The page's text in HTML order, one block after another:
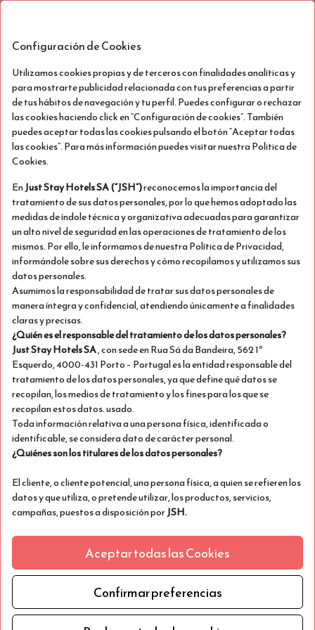
Dom, Ago 9 - Mar, Ago 11
!
Infelizmente, não temos disponibilidade no nosso
hotel para as datas selecionadas. Por favor, considere
STAY HOTEL ÉVORA CENTRO
Visitar Sitio Web
Reservar Ahora desde €105por 2 noches
Configuración de Cookies
Utilizamos cookies propias y de terceros con finalidades analíticas y
para mostrarte publicidad relacionada con tus preferencias a partir
de tus hábitos de navegación y tu perfil. Puedes configurar o rechazar
las cookies haciendo click en “Configuración de cookies”. También
puedes aceptar todas las cookies pulsando el botón “Aceptar todas
las cookies”. Para más información puedes visitar nuestra Politica de
Cookies.
EnJustStay Hotels SA (“JSH”)reconocemos la importancia del
tratamiento de sus datos personales, por lo que hemos adoptado las
medidas de índole técnica y organizativa adecuadas para garantizar
un alto nivel de seguridad en las operaciones de tratamiento de los
mismos. Por ello, le informamos de nuestra Política de Privacidad,
informándole sobre sus derechos y cómo recopilamos y utilizamos sus
datos personales.
Asumimos la responsabilidad de tratar sus datos personales de
manera íntegra y confidencial, atendiendo únicamente a finalidades
claras y precisas.
¿Quién es el responsable del tratamiento de los datos personales?
Just Stay Hotels SA, con sede en Rua Sá da Bandeira, 562 1º
Esquerdo, 4000-431 Porto – Portugal es la entidad responsable del
tratamiento de los datos personales, ya que define qué datos se
recopilan, los medios de tratamiento y los fines para los que se
recopilan estos datos. usado.
Toda información relativa a una persona física, identificada o
identificable, se considera dato de carácter personal.
¿Quiénes son los titulares de los datos personales?
El cliente, o cliente potencial, una persona física, a quien se refieren los
datos y que utiliza, o pretende utilizar, los productos, servicios,
campañas, puestos a disposición porJSH.
El representante o punto de contacto en la empresa, en el caso de
personas jurídicas, en el marco de la ejecución de un contrato, o
diligencia precontractual, celebrado entre dicha empresa yJSH.
Qué categorías de datos personales son tratados por
Información de contacto: por ejemplo nombre, correo electrónico,
Aceptar todas las Cookies
Confirmar preferencias